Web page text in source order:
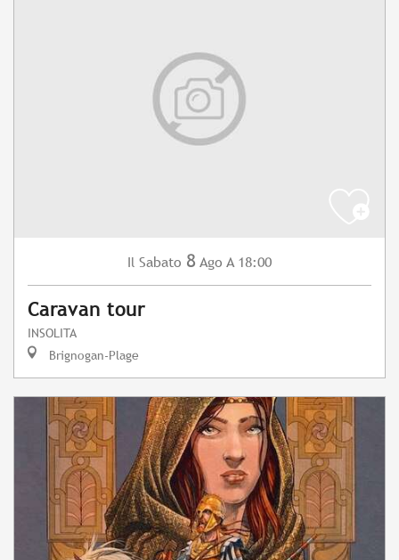
Il Sabato 8 Ago A 18:00
Caravan tour
INSOLITA
Brignogan-Plage